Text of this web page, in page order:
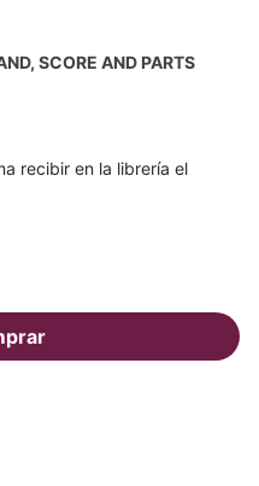
SCORE AND PARTS
recibir en la librería el